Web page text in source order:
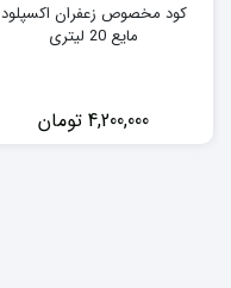
کود مخصوص زعفران اکسپلود
مایع 20 لیتری
4,200,000 تومان